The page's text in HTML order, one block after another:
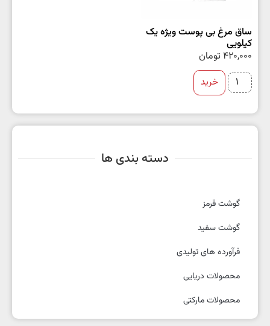
دسته بندی ها
گوشت قرمز
گوشت سفید
فرآورده های تولیدی
محصولات دریایی
محصولات مارکتی
ساق مرغ بی پوست ویژه یک
کیلویی
420,000 تومان
خرید